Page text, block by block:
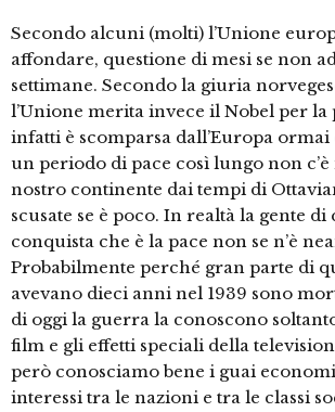
Secondo alcuni (molti) l’Unione
affondare, questione di mesi se non
settimane. Secondo la giuria
l’Unione merita invece il Nobel per la
infatti è scomparsa dall’Europa ormai
un periodo di pace così lungo non c’è
nostro continente dai tempi di
scusate se è poco. In realtà la gente di
conquista che è la pace non se n’è
Probabilmente perché gran parte di
avevano dieci anni nel 1939 sono
di oggi la guerra la conoscono
film e gli effetti speciali della
però conosciamo bene i guai
interessi tra le nazioni e tra le classi